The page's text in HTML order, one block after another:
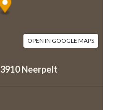
OPEN IN GOOGLE MAPS
3910 Neerpelt